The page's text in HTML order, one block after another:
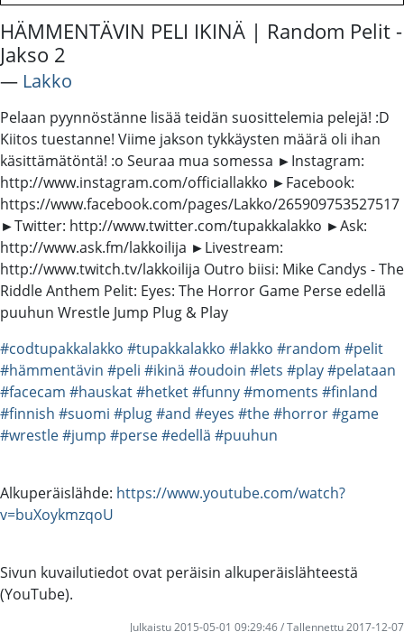
HÄMMENTÄVIN PELI IKINÄ | Random Pelit -
Jakso 2
― Lakko
Pelaan pyynnöstänne lisää teidän suosittelemia pelejä! :D
Kiitos tuestanne! Viime jakson tykkäysten määrä oli ihan
käsittämätöntä! :o Seuraa mua somessa ►Instagram:
http://www.instagram.com/officiallakko ►Facebook:
https://www.facebook.com/pages/Lakko/265909753527517
►Twitter: http://www.twitter.com/tupakkalakko ►Ask:
http://www.ask.fm/lakkoilija ►Livestream:
http://www.twitch.tv/lakkoilija Outro biisi: Mike Candys - The
Riddle Anthem Pelit: Eyes: The Horror Game Perse edellä
puuhun Wrestle Jump Plug & Play
#codtupakkalakko #tupakkalakko #lakko #random #pelit
#hämmentävin #peli #ikinä #oudoin #lets #play#pelataan
#facecam #hauskat#hetket#funny#moments #finland
#finnish #suomi #plug#and #eyes #the#horror#game
#wrestle#jump #perse#edellä #puuhun
Alkuperäislähde: https://www.youtube.com/watch?
v=buXoykmzqoU
Sivun kuvailutiedot ovat peräisin alkuperäislähteestä
(YouTube).
Julkaistu 2015-05-01 09:29:46 / Tallennettu 2017-12-07